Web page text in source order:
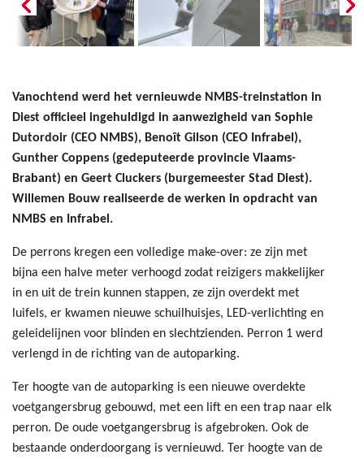
Vanochtend werd het vernieuwde NMBS-treinstation in
Diest officieel ingehuldigd in aanwezigheid van Sophie
Dutordoir (CEO NMBS), Benoît Gilson (CEO Infrabel),
Gunther Coppens (gedeputeerde provincie Vlaams-
Brabant) en Geert Cluckers (burgemeester Stad Diest).
Willemen Bouw realiseerde de werken in opdracht van
NMBS en Infrabel.
De perrons kregen een volledige make-over: ze zijn met
bijna een halve meter verhoogd zodat reizigers makkelijker
in en uit de trein kunnen stappen, ze zijn overdekt met
luifels, er kwamen nieuwe schuilhuisjes, LED-verlichting en
geleidelijnen voor blinden en slechtzienden. Perron 1 werd
verlengd in de richting van de autoparking.
Ter hoogte van de autoparking is een nieuwe overdekte
voetgangersbrug gebouwd, met een lift en een trap naar elk
perron. De oude voetgangersbrug is afgebroken. Ook de
bestaande onderdoorgang is vernieuwd. Ter hoogte van de